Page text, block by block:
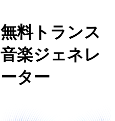
無料トランス
音楽ジェネレ
ーター